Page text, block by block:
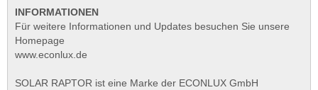
INFORMATIONEN
Für weitere Informationen und Updates besuchen Sie unsere
Homepage
www.econlux.de
SOLAR RAPTOR ist eine Marke der ECONLUX GmbH